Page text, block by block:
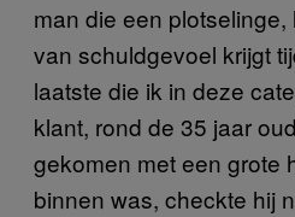
man die een
van schuldgevoel krijgt
laatste die ik in deze
klant, rond de 35 jaar
gekomen met een grote
binnen was, checkte hij